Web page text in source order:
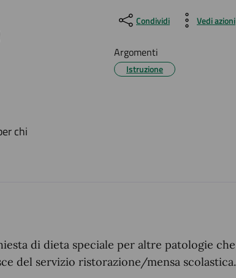
chi
Condividi Vedi azioni
Argomenti
Istruzione
di dieta speciale per altre patologie che
del servizio ristorazione/mensa scolastica.